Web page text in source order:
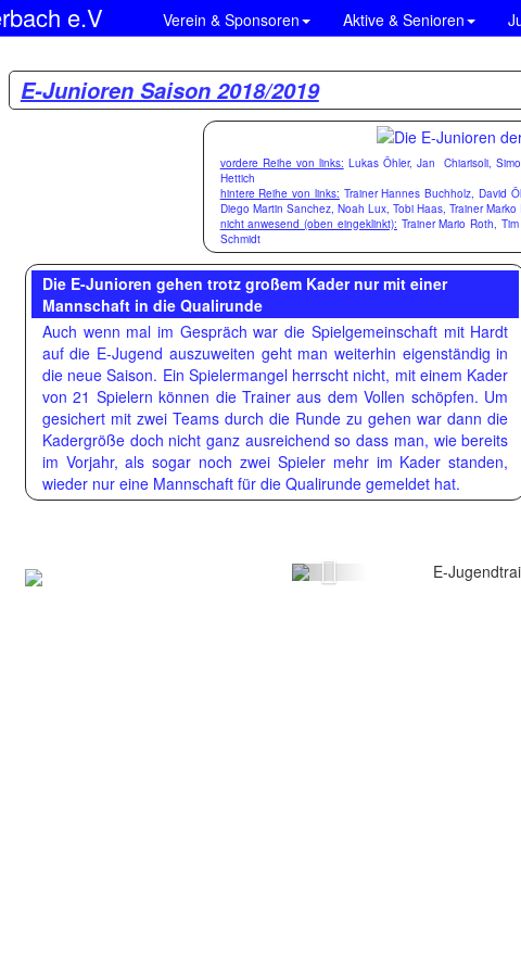
e.V Verein & Sponsoren Aktive & Senioren
E-Junioren Saison 2018/2019
vordere Reihe von links: Lukas Öhler, Jan Chiarisoli,
Hettich
hintere Reihe von links: Trainer Hannes Buchholz, David
Diego Martin Sanchez, Noah Lux, Tobi Haas, Trainer Marko
nicht anwesend (oben eingeklinkt): Trainer Mario Roth,
Schmidt
Die E-Junioren gehen trotz großem Kader nur mit einer
Mannschaft in die Qualirunde
Auch wenn mal im Gespräch war die Spielgemeinschaft mit Hardt
auf die E-Jugend auszuweiten geht man weiterhin eigenständig in
die neue Saison. Ein Spielermangel herrscht nicht, mit einem Kader
von 21 Spielern können die Trainer aus dem Vollen schöpfen. Um
gesichert mit zwei Teams durch die Runde zu gehen war dann die
Kadergröße doch nicht ganz ausreichend so dass man, wie bereits
im Vorjahr, als sogar noch zwei Spieler mehr im Kader standen,
wieder nur eine Mannschaft für die Qualirunde gemeldet hat.
E-
Zurück